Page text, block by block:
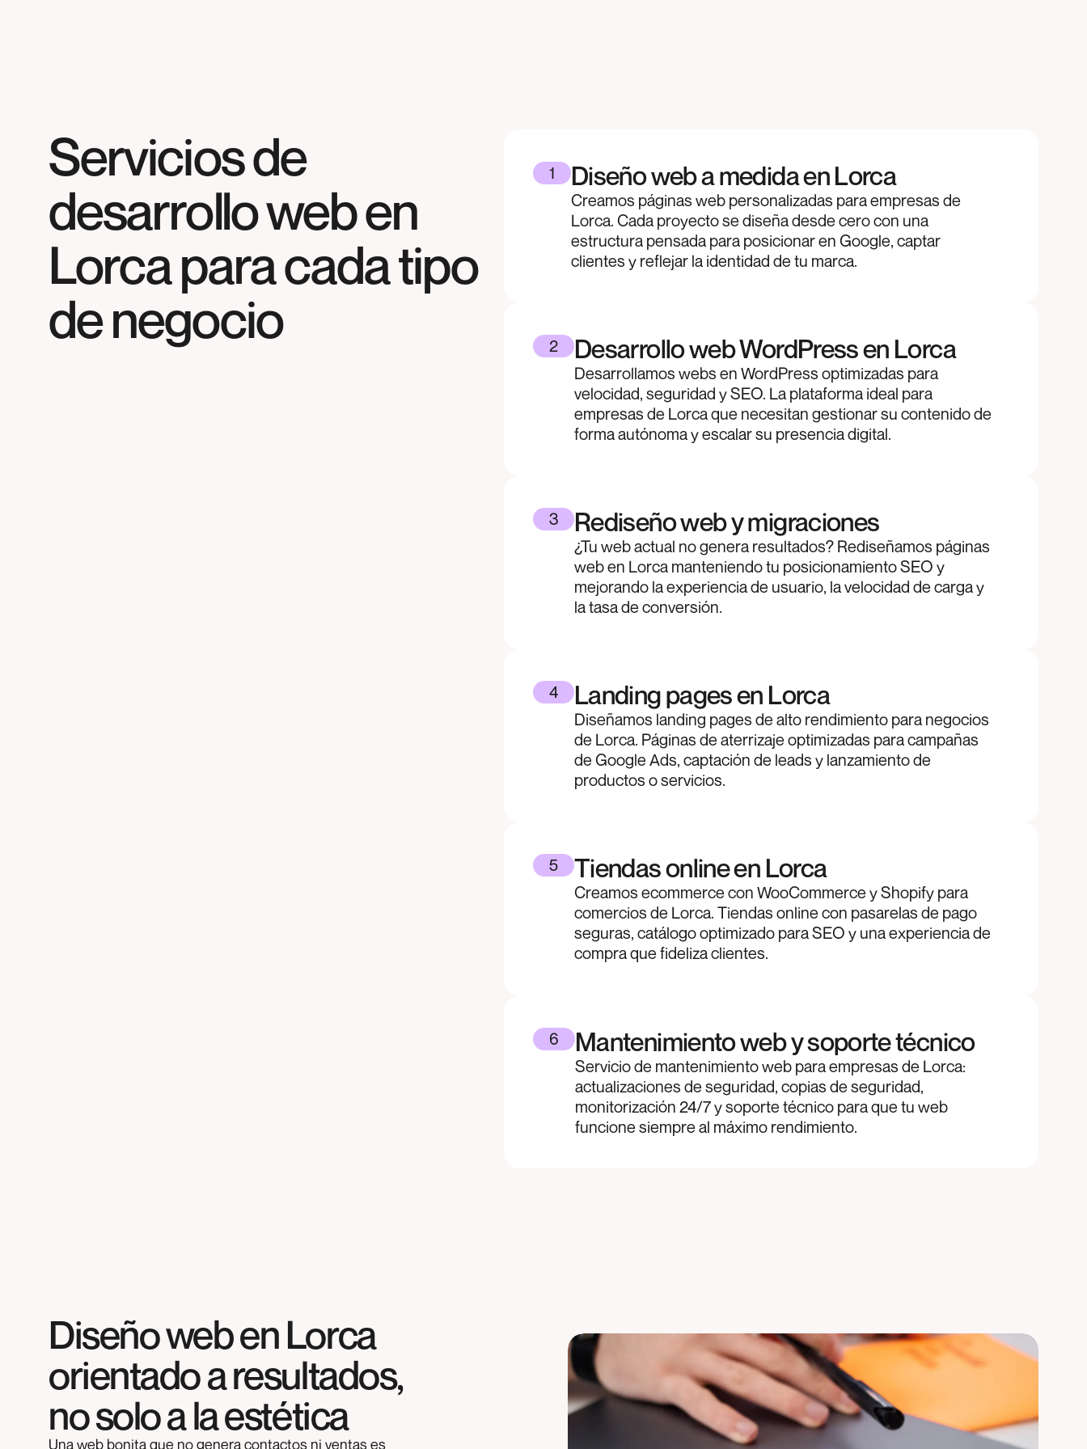
Servicios de
desarrollo web en
Lorcapara cada tipo
de negocio
1 Diseño web a medida en Lorca
Creamos páginas web personalizadas para empresas de
Lorca. Cada proyecto se diseña desde cero con una
estructura pensada para posicionar en Google, captar
clientes y reflejar la identidad de tu marca.
2 Desarrollo web WordPress en Lorca
Desarrollamos webs en WordPress optimizadas para
velocidad, seguridad y SEO. La plataforma ideal para
empresas de Lorca que necesitan gestionar su contenido de
forma autónoma y escalar su presencia digital.
3 Rediseño web y migraciones
¿Tu web actual no genera resultados? Rediseñamos páginas
web en Lorca manteniendo tu posicionamiento SEO y
mejorando la experiencia de usuario, la velocidad de carga y
la tasa de conversión.
4 Landing pages en Lorca
Diseñamos landing pages de alto rendimiento para negocios
de Lorca. Páginas de aterrizaje optimizadas para campañas
de Google Ads, captación de leads y lanzamiento de
productos o servicios.
5 Tiendas online en Lorca
Creamos ecommerce con WooCommerce y Shopify para
comercios de Lorca. Tiendas online con pasarelas de pago
seguras, catálogo optimizado para SEO y una experiencia de
compra que fideliza clientes.
6 Mantenimiento web y soporte técnico
Servicio de mantenimiento web para empresas de Lorca:
actualizaciones de seguridad, copias de seguridad,
monitorización 24/7 y soporte técnico para que tu web
funcione siempre al máximo rendimiento.
Diseño web en Lorca
orientado a resultados,
no solo a la estética
Una web bonita que no genera contactos ni ventas es